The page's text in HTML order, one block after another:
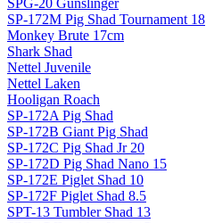
SPG-20 Gunslinger
SP-172M Pig Shad Tournament 18
Monkey Brute 17cm
Shark Shad
Nettel Juvenile
Nettel Laken
Hooligan Roach
SP-172A Pig Shad
SP-172B Giant Pig Shad
SP-172C Pig Shad Jr 20
SP-172D Pig Shad Nano 15
SP-172E Piglet Shad 10
SP-172F Piglet Shad 8.5
SPT-13 Tumbler Shad 13